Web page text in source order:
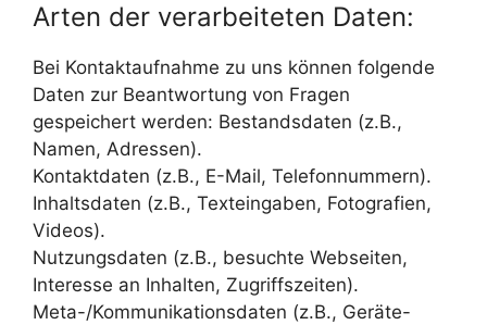
Arten der verarbeiteten Daten:
Bei Kontaktaufnahme zu uns können folgende
Daten zur Beantwortung von Fragen
gespeichert werden: Bestandsdaten (z.B.,
Namen, Adressen).
Kontaktdaten (z.B., E-Mail, Telefonnummern).
Inhaltsdaten (z.B., Texteingaben, Fotografien,
Videos).
Nutzungsdaten (z.B., besuchte Webseiten,
Interesse an Inhalten, Zugriffszeiten).
Meta-/Kommunikationsdaten (z.B., Geräte-